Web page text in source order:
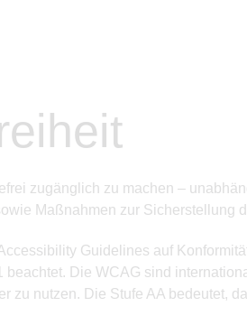
zugänglich zu machen –
Maßnahmen zur Sicherstellung
Guidelines auf
Die WCAG sind
zu nutzen. Die Stufe AA bedeutet,